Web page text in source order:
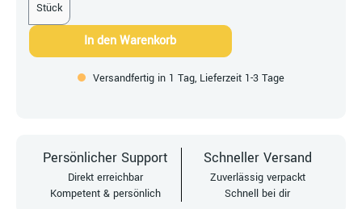
Stück
In den Warenkorb
Versandfertig in 1 Tag, Lieferzeit 1-3 Tage
Persönlicher Support
Direkt erreichbar
Kompetent & persönlich
Schneller Versand
Zuverlässig verpackt
Schnell bei dir